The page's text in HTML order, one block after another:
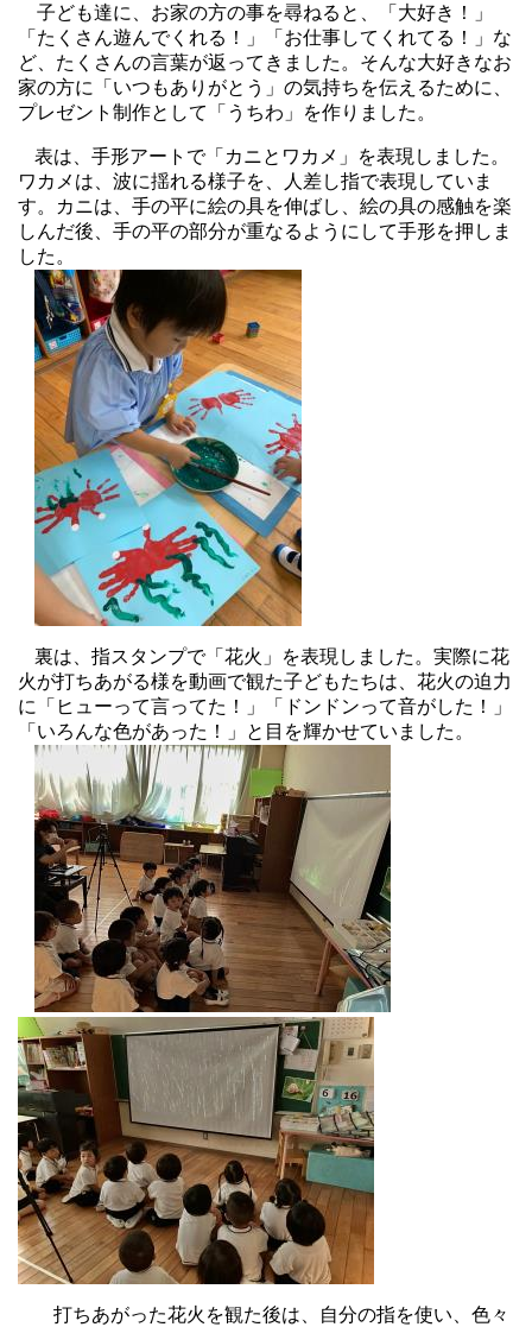
子ども達に、お家の方の事を尋ねると、「大好き！」
「たくさん遊んでくれる！」「お仕事してくれてる！」な
ど、たくさんの言葉が返ってきました。そんな大好きなお
家の方に「いつもありがとう」の気持ちを伝えるために、
プレゼント制作として「うちわ」を作りました。
表は、手形アートで「カニとワカメ」を表現しました。
ワカメは、波に揺れる様子を、人差し指で表現していま
す。カニは、手の平に絵の具を伸ばし、絵の具の感触を楽
しんだ後、手の平の部分が重なるようにして手形を押しま
した。
裏は、指スタンプで「花火」を表現しました。実際に花
火が打ちあがる様を動画で観た子どもたちは、花火の迫力
に「ヒューって言ってた！」「ドンドンって音がした！」
「いろんな色があった！」と目を輝かせていました。
打ちあがった花火を観た後は、自分の指を使い、色々